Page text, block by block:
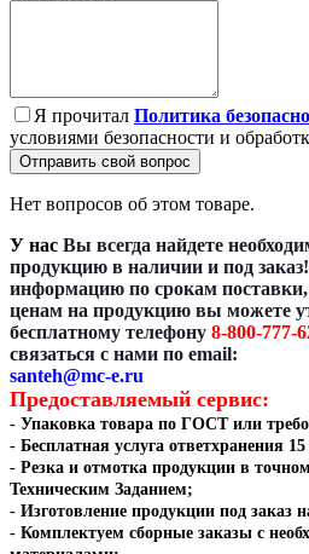
Я прочитал Политика
условиями безопасности и
Отправить свой вопрос
Нет вопросов об этом товаре.
У нас Вы всегда найдете
продукцию в наличии и под
информацию по срокам
ценам на продукцию вы можете
бесплатному телефону 8-800-777-
связаться с нами по email:
santeh@mc-e.ru
Предоставляемый сервис:
- Упаковка товара по ГОСТ или
- Бесплатная услуга ответхранения
- Резка и отмотка продукции в
Техническим Заданием;
- Изготовление продукции под заказ
- Комплектуем сборные заказы с